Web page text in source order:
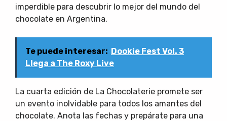
imperdible para descubrir lo mejor del mundo del
chocolate en Argentina.
Te puede interesar: Dookie Fest Vol. 3
Llega a The Roxy Live
La cuarta edición de La Chocolaterie promete ser
un evento inolvidable para todos los amantes del
chocolate. Anota las fechas y prepárate para una